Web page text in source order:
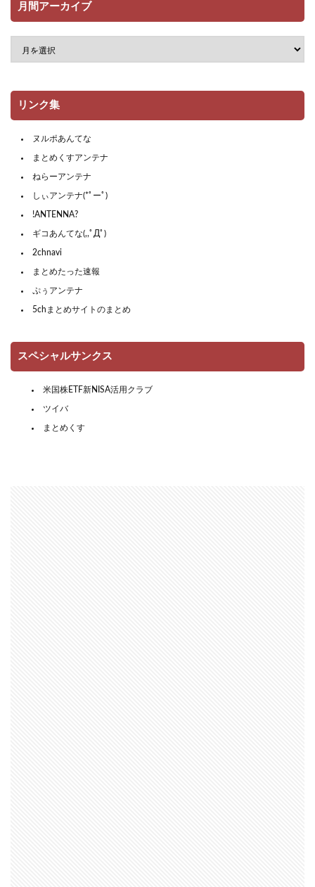
月間アーカイブ
リンク集
ヌルポあんてな
まとめくすアンテナ
ねらーアンテナ
しぃアンテナ(*ﾟーﾟ)
!ANTENNA?
ギコあんてな(,,ﾟДﾟ)
2chnavi
まとめたった速報
ぷぅアンテナ
5chまとめサイトのまとめ
スペシャルサンクス
米国株ETF新NISA活用クラブ
ツイバ
まとめくす